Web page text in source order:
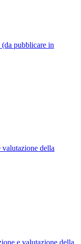
pubblicare in
valutazione della